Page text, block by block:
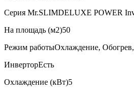
Серия Mr.SLIMDELUXE POWER
На площадь (м2)50
Режим работыОхлаждение,
ИнверторЕсть
Охлаждение (кВт)5